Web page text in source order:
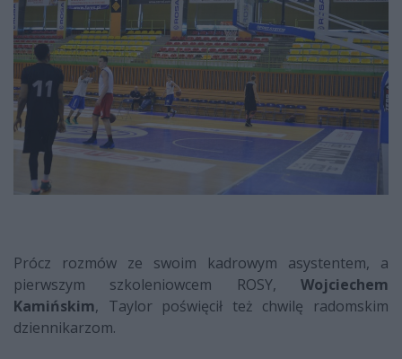
Prócz rozmów ze swoim kadrowym asystentem, a
pierwszym szkoleniowcem ROSY, Wojciechem
Kamińskim, Taylor poświęcił też chwilę radomskim
dziennikarzom.